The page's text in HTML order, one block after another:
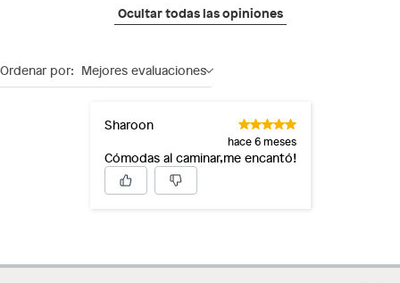
Ocultar todas las opiniones
Ordenar por: Mejores evaluaciones
Sharoon
hace 6 meses
Cómodas al caminar,me encantó!